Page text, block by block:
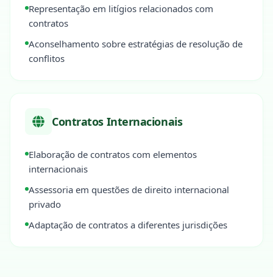
Representação em litígios relacionados com
contratos
Aconselhamento sobre estratégias de resolução de
conflitos
Contratos Internacionais
Elaboração de contratos com elementos
internacionais
Assessoria em questões de direito internacional
privado
Adaptação de contratos a diferentes jurisdições